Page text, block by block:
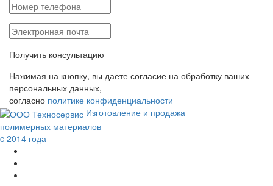
Получить консультацию
Нажимая на кнопку, вы даете согласие на обработку ваших
персональных данных,
согласно политике конфиденциальности
Изготовление и продажа
полимерных материалов
c 2014 года